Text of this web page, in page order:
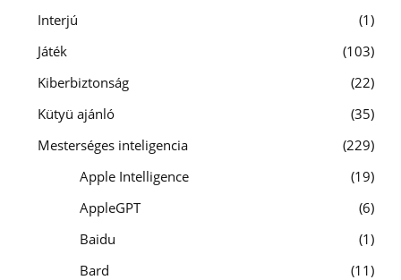
Interjú
1
Játék
103
Kiberbiztonság
22
Kütyü ajánló
35
Mesterséges inteligencia
229
Apple Intelligence
19
AppleGPT
6
Baidu
1
Bard
11